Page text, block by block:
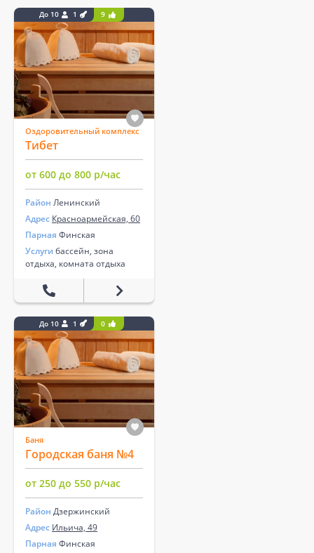
До 10 1 9
Оздоровительный комплекс
Тибет
от 600 до 800 р/час
Район Ленинский
Адрес Красноармейская, 60
Парная Финская
Услуги бассейн, зона
отдыха, комната отдыха
До 10 1 0
Баня
Городская баня №4
от 250 до 550 р/час
Район Дзержинский
Адрес Ильича, 49
Парная Финская